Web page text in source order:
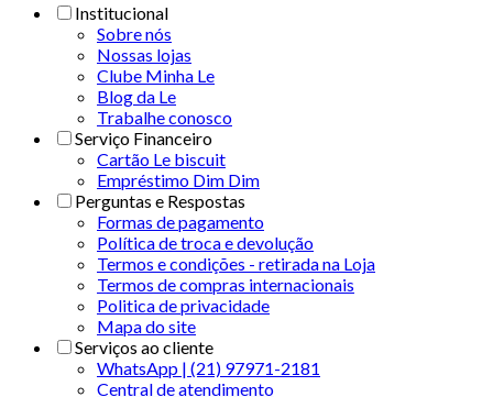
Institucional
Sobre nós
Nossas lojas
Clube Minha Le
Blog da Le
Trabalhe conosco
Serviço Financeiro
Cartão Le biscuit
Empréstimo Dim Dim
Perguntas e Respostas
Formas de pagamento
Política de troca e devolução
Termos e condições - retirada na Loja
Termos de compras internacionais
Politica de privacidade
Mapa do site
Serviços ao cliente
WhatsApp | (21) 97971-2181
Central de atendimento